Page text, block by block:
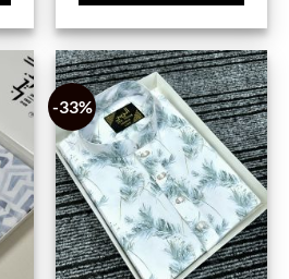
-33%